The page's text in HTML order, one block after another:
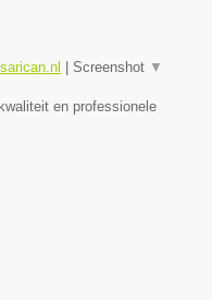
Screenshot ▼
en professionele